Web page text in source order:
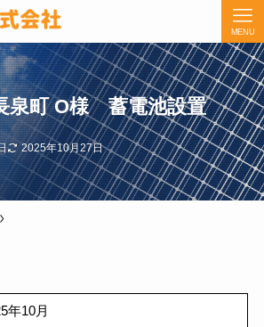
MENU
泉町 O様 蓄電池設置
2025年10月27日
年10月